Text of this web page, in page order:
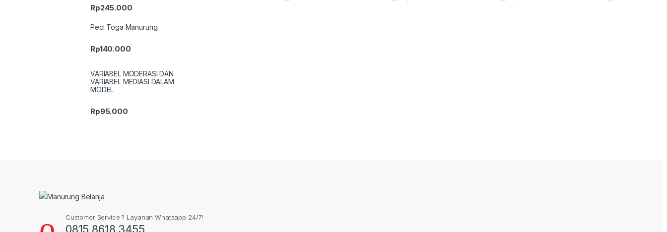
Rp245.000
Peci Toga Manurung
Rp140.000
VARIABEL MODERASI DAN
VARIABEL MEDIASI DALAM
MODEL
Rp95.000
Customer Service ? Layanan Whatsapp 24/7!
0815 8618 3455